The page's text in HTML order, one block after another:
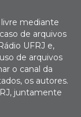
mediante
de arquivos
UFRJ e,
de arquivos
o canal da
os autores.
juntamente